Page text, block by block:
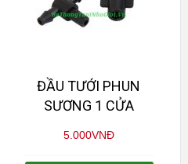
ĐẦU TƯỚI PHUN
SƯƠNG 1 CỬA
5.000VNĐ